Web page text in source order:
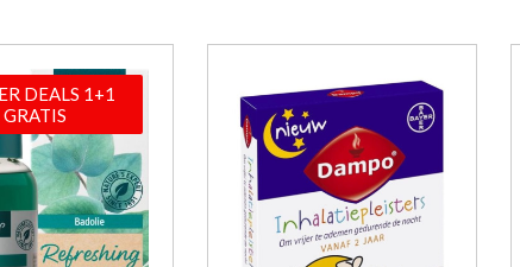
DEALS 1+1
GRATIS